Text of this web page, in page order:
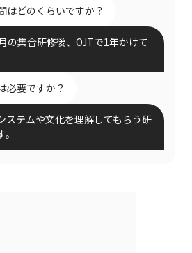
はどのくらいですか？
の集合研修後、OJTで1年かけて
必要ですか？
ステムや文化を理解してもらう研